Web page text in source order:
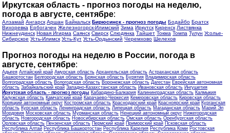
Иркутская область - прогноз погоды на неделю,
погода в августе, сентябре:
Алзамай Ангарск Аршан Байкальск Бирюсинск - прогноз погоды Бодайбо Братск
Вихоревка Ербогачен Железногорск-Илимский Зима Иркутск Киренск Листвянка
Нижнеудинск Новая Игирма Саянск Свирск Слюдянка Тайшет Токма Томпа Тулун Усолье-
Сибирское Усть-Илимск Усть-Кут Усть-Ордынский Черемхово Шелехов
Прогноз погоды на неделю в России, погода в
августе, сентябре:
Адыгея Алтайский край Амурская область Архангельская область Астраханская область
Башкортостан Белгородская область Брянская область Бурятия Владимирская область
Волгоградская область Вологодская область Воронежская область Дагестан Еврейская автономная
область Забайкальский край Западно-Казахстанская область Ивановская область Ингушетия
Иркутская область - прогноз погоды Кабардино-Балкария Калининградская область Калмыкия
Калужская область Камчатский край Карачаево-Черкесия Кемеровская область Кировская область
Коряцкий автономный округ Костромская область Краснодарский край Красноярский край Курганская
область Курская область Ленинградская область Липецкая область Магаданская область Марий Эл
Мордовия Московская область Мурманская область Ненецкий автономный округ Нижегородская
область Новгородская область Новосибирская область Омская область Оренбургская область
Орловская область Пензенская область Пермский край Приморский край Псковская область
Республика Алтай Республика Башкортостан Республика Карелия Республика Коми Ростовская